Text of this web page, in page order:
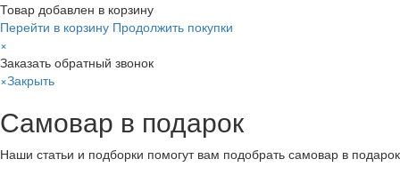
Товар добавлен в корзину
Перейти в корзину Продолжить покупки
×
Заказать обратный звонок
×Закрыть
Самовар в подарок
Наши статьи и подборки помогут вам подобрать самовар в подарок